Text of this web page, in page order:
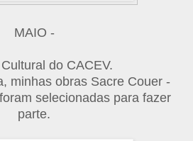
MAIO -
do CACEV.
minhas obras Sacre Couer -
selecionadas para fazer
parte.